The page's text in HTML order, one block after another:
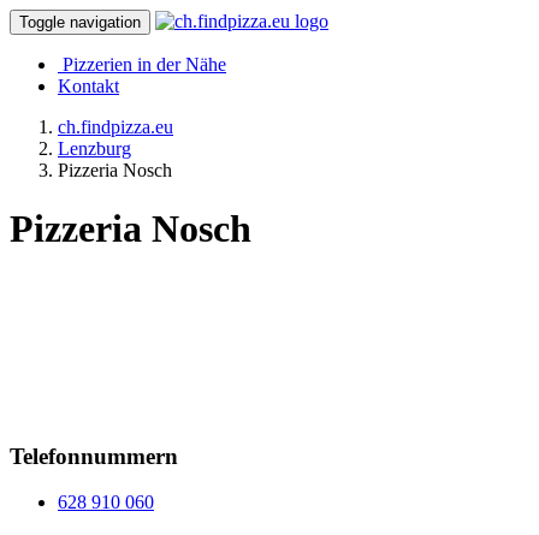
Toggle navigation
Pizzerien in der Nähe
Kontakt
ch.findpizza.eu
Lenzburg
Pizzeria Nosch
Pizzeria Nosch
Telefonnummern
628 910 060